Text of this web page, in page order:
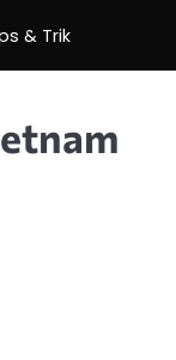
& Trik